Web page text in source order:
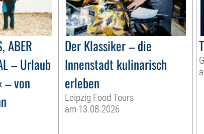
ABER
– Urlaub
– von
Der Klassiker – die
Innenstadt kulinarisch
erleben
Leipzig Food Tours
am 13.08.2026